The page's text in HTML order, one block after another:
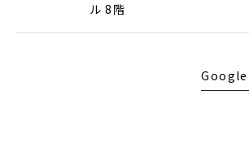
ル 8階
Google